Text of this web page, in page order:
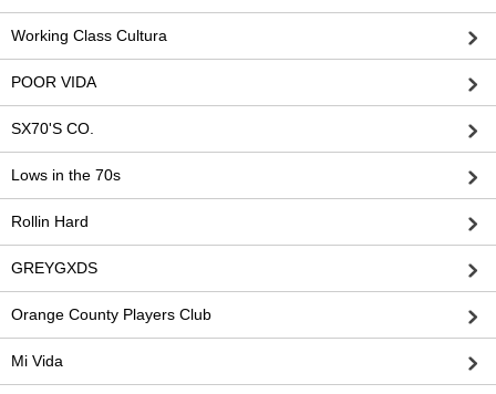
Working Class Cultura
POOR VIDA
SX70'S CO.
Lows in the 70s
Rollin Hard
GREYGXDS
Orange County Players Club
Mi Vida